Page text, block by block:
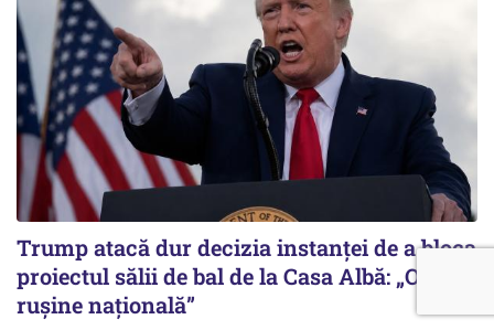
Trump atacă dur decizia instanţei de a bloca
proiectul sălii de bal de la Casa Albă: „O
ruşine naţională”